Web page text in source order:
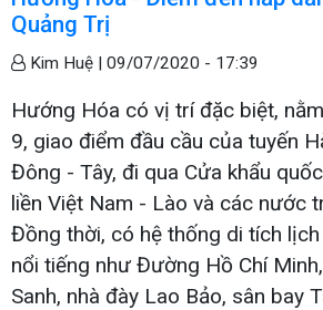
Quảng Trị
Kim Huệ | 09/07/2020 - 17:39
Hướng Hóa có vị trí đặc biệt,
9, giao điểm đầu cầu của tuyến
Đông - Tây, đi qua Cửa khẩu
liền Việt Nam - Lào và các nước
Đồng thời, có hệ thống di tích
nổi tiếng như Đường Hồ Chí
Sanh, nhà đày Lao Bảo, sân bay